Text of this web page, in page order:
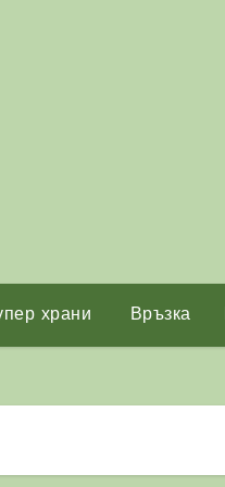
храни Връзка